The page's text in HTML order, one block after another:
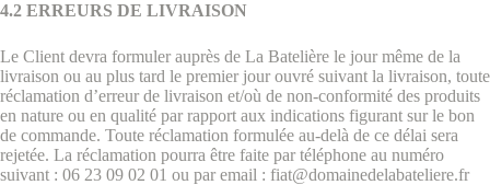
4.2 ERREURS DE LIVRAISON
Le Client devra formuler auprès de La Batelière le jour même de la
livraison ou au plus tard le premier jour ouvré suivant la livraison, toute
réclamation d’erreur de livraison et/où de non-conformité des produits
en nature ou en qualité par rapport aux indications figurant sur le bon
de commande. Toute réclamation formulée au-delà de ce délai sera
rejetée. La réclamation pourra être faite par téléphone au numéro
suivant : 06 23 09 02 01 ou par email : fiat@domainedelabateliere.fr